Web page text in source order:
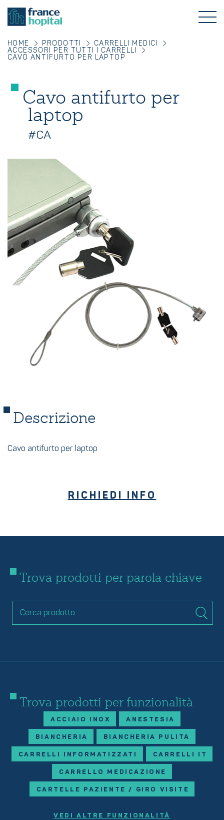
HOME PRODOTTI
CARRELLI MEDICI
ACCESSORI PER TUTTI I CARRELLI
CAVO ANTIFURTO PER LAPTOP
Cavo antifurto per
laptop
#CA
Descrizione
Cavo antifurto per laptop
RICHIEDI INFO
Trova prodotti per parola chiave
Trova prodotti per funzionalità
ACCIAIO INOX ANESTESIA
BIANCHERIA BIANCHERIA PULITA
CARRELLI INFORMATIZZATI CARRELLI IT
CARRELLO MEDICAZIONE
CARTELLE PAZIENTE / GIRO VISITE
VEDI ALTRE FUNZIONALITÀ